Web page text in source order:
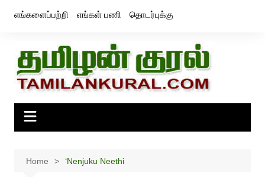
எங்களைப்பற்றி எங்கள் பணி தொடர்புக்கு
Home ‘Nenjuku Neethi